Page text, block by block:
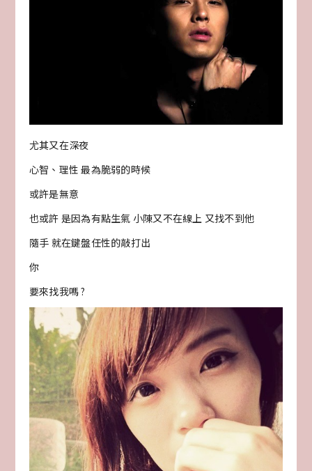
尤其又在深夜
心智、理性 最為脆弱的時候
或許是無意
也或許 是因為有點生氣 小陳又不在線上 又找不到他
隨手 就在鍵盤任性的敲打出
你
要來找我嗎 ?